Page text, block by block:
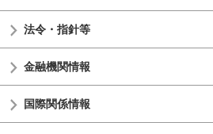
法令・指針等
金融機関情報
国際関係情報